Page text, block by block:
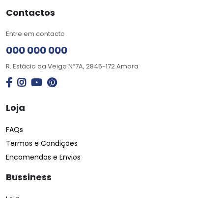
Contactos
Entre em contacto
000 000 000
R. Estácio da Veiga Nº7A, 2845-172 Amora
Loja
FAQs
Termos e Condições
Encomendas e Envios
Bussiness